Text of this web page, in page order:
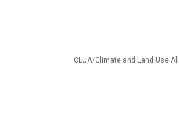
CLUA/Climate and Land Use